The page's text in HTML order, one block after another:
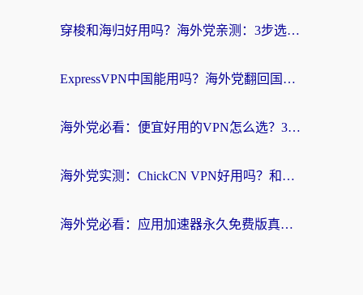
穿梭和海归好用吗？海外党亲测：3步选对回国加速器，无缝刷国内剧玩手游
ExpressVPN中国能用吗？海外党翻回国内的加速器选择指南（附番茄加速器实测）
海外党必看：便宜好用的VPN怎么选？3步解决回国访问难题+Steam改区技巧
海外党实测：ChickCN VPN好用吗？和OurPlay VPN对比哪个回国效果更好？附避坑指南
海外党必看：应用加速器永久免费版真的靠谱吗？教你选对回国加速器无缝刷国内资源